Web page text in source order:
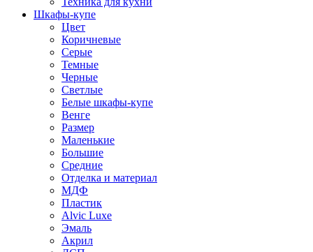
Шкафы-купе
Цвет
Коричневые
Серые
Темные
Черные
Светлые
Белые шкафы-купе
Венге
Размер
Маленькие
Большие
Средние
Отделка и материал
МДФ
Пластик
Alvic Luxe
Эмаль
Акрил